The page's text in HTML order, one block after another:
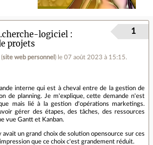
logiciel
projets
(site web personnel ) le 07 août 2023 à 15:15.
1
interne qui est à cheval entre de la gestion de
de planning. Je m'explique, cette demande n'est
mais lié à la gestion d'opérations marketings.
gérer des étapes, des tâches, des ressources
vue Gantt et Kanban.
avait un grand choix de solution opensource sur ces
que ce choix c'est grandement réduit.